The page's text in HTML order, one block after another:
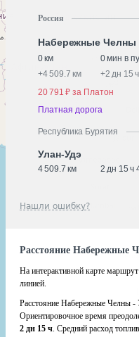
Россия
Набережные Челны
0 км
0 мин в
+4 509.7 км +2 дн 15
20 791 ₽ за Платон
Платная дорога
Республика Бурятия
Улан-Удэ
4 509.7 км 2 дн 15 ч
Нашли ошибку?
Расстояние Набережные
На интерактивной карте
линией.
Расстояние Набережные Челны -
Ориентировочное время
2 дн 15 ч. Средний расход